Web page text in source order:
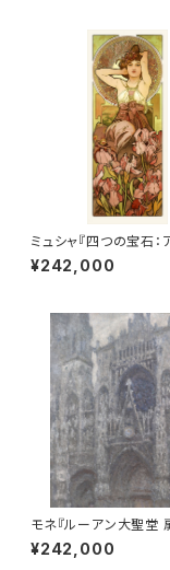
ミュシャ『四つの宝石：
ト』 リトグラフ・送料無
装・UVカットアクリル仕
¥242,000
モネ『ルーアン大聖堂
天』 リトグラフ・送料無
額装・UVカットアクリル
¥242,000